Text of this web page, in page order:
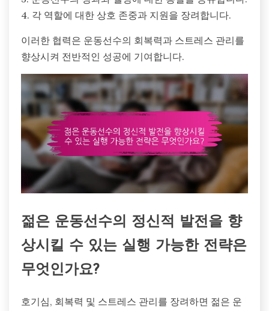
4. 각 역할에 대한 상호 존중과 지원을 장려합니다.
이러한 협력은 운동선수의 회복력과 스트레스 관리를
향상시켜 전반적인 성공에 기여합니다.
젊은 운동선수의 정신적 발전을 향
상시킬 수 있는 실행 가능한 전략은
무엇인가요?
호기심, 회복력 및 스트레스 관리를 장려하면 젊은 운